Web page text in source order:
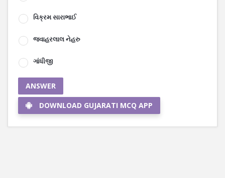
વિક્રમ સારાભાઈ
જવાહરલાલ નેહરુ
ગાંધીજી
ANSWER
DOWNLOAD GUJARATI MCQ APP